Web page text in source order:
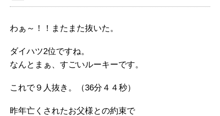
わぁ～！！またまた抜いた。
ダイハツ2位ですね。
なんとまぁ、すごいルーキーです。
これで９人抜き。（36分４４秒）
昨年亡くされたお父様との約束で